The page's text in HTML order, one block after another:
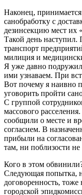
Наконец,
санобработку с
дезинсекцию мест их
Такой день наступил.
транспорт
милиция и
Я уже давно
ими узнаваем. При
Вот почему я наивно
уговорить пройти
С группой
массового
сообщили о месте и
согласием. В
прибыли на
там, ни поблизости не
Кого в этом
Следующая попытка,
договоренность, тоже
городской